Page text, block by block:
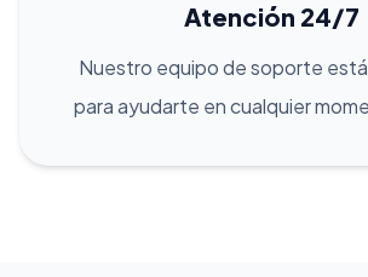
Atención 24/7
Nuestro equipo de soporte
para ayudarte en cualquier